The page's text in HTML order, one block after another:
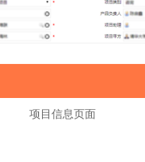
项目信息页面